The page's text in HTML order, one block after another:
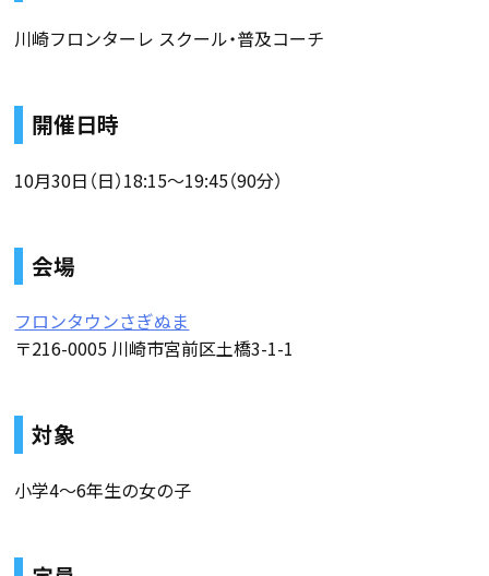
川崎フロンターレ スクール・普及コーチ
開催日時
10月30日（日）18:15～19:45（90分）
会場
フロンタウンさぎぬま
〒216-0005 川崎市宮前区土橋3-1-1
対象
小学4～6年生の女の子